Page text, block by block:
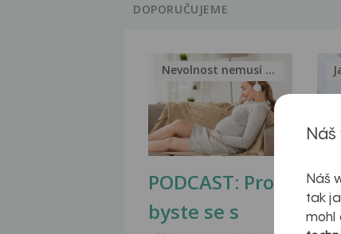
DOPORUČUJEME
PODCAST: Proč
byste se s
Nevolnost nemusí být nutnou...
Náš
tak
mohl